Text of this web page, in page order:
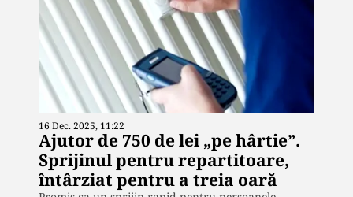
16 Dec. 2025, 11:22
Ajutor de 750 de lei „pe hârtie”.
Sprijinul pentru repartitoare,
întârziat pentru a treia oară